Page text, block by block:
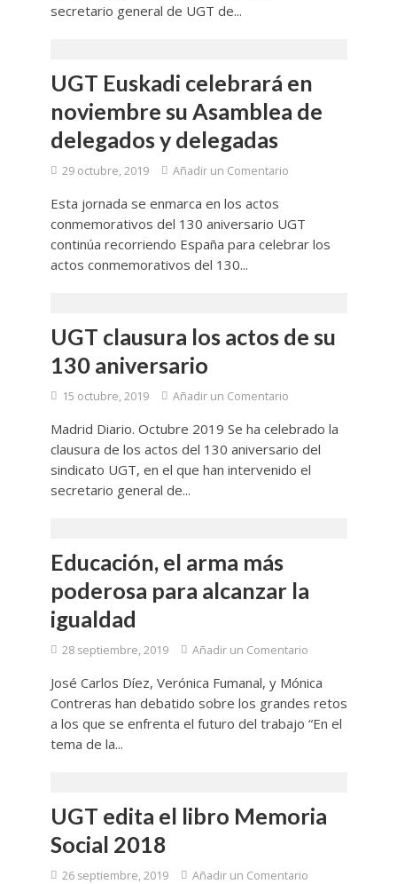
secretario general de UGT de...
UGT Euskadi celebrará en
noviembre su Asamblea de
delegados y delegadas
29 octubre, 2019 Añadir un Comentario
Esta jornada se enmarca en los actos
conmemorativos del 130 aniversario UGT
continúa recorriendo España para celebrar los
actos conmemorativos del 130...
UGT clausura los actos de su
130 aniversario
15 octubre, 2019 Añadir un Comentario
Madrid Diario. Octubre 2019 Se ha celebrado la
clausura de los actos del 130 aniversario del
sindicato UGT, en el que han intervenido el
secretario general de...
Educación, el arma más
poderosa para alcanzar la
igualdad
28 septiembre, 2019 Añadir un Comentario
José Carlos Díez, Verónica Fumanal, y Mónica
Contreras han debatido sobre los grandes retos
a los que se enfrenta el futuro del trabajo “En el
tema de la...
UGT edita el libro Memoria
Social 2018
26 septiembre, 2019 Añadir un Comentario